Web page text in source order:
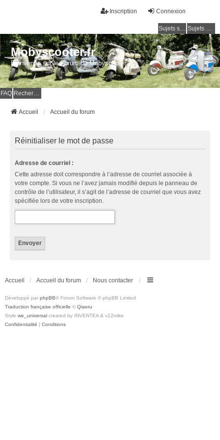
Connexion
Inscription
Sujets sans réponse Sujets actifs
Mobyscooter.fr
Bienvenue sur le Forum du Mobyscooter
FAQ Rechercher
Accueil Accueil du forum
Réinitialiser le mot de passe
Adresse de courriel :
Cette adresse doit correspondre à l’adresse de courriel associée à
votre compte. Si vous ne l’avez jamais modifié depuis le panneau de
contrôle de l’utilisateur, il s’agit de l’adresse de courriel que vous avez
spécifiée lors de votre inscription.
Accueil Accueil du forum Nous contacter
Développé par phpBB® Forum Software © phpBB Limited
Traduction française officielle © Qiaeru
Style we_universal created by INVENTEA & v12mike
Confidentialité | Conditions